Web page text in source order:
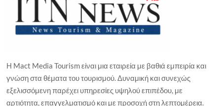
Η Mact Media Tourism είναι μια εταιρεία με βαθιά εμπειρία και
γνώση στα θέματα του τουρισμού. Δυναμική και συνεχώς
εξελισσόμενη παρέχει υπηρεσίες υψηλού επιπέδου, με
αρτιότητα, επαγγελματισμό και με προσοχή στη λεπτομέρεια.